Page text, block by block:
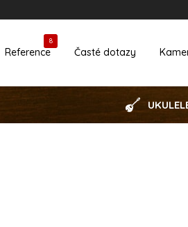
Reference
8
Časté dotazy